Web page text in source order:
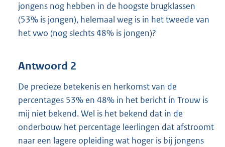
jongens nog hebben in de hoogste brugklassen
(53% is jongen), helemaal weg is in het tweede van
het vwo (nog slechts 48% is jongen)?
Antwoord 2
De precieze betekenis en herkomst van de
percentages 53% en 48% in het bericht in Trouw is
mij niet bekend. Wel is het bekend dat in de
onderbouw het percentage leerlingen dat afstroomt
naar een lagere opleiding wat hoger is bij jongens